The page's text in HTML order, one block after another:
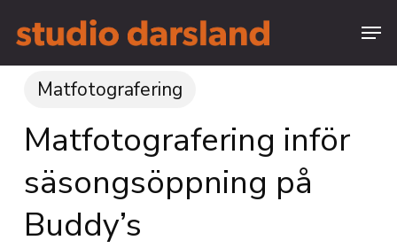
content
Menu
Matfotografering
Matfotografering inför
säsongsöppning på
Buddy’s